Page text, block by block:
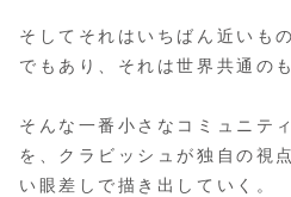
そしてそれはいちばん近いも
でもあり、それは世界共通の
そんな一番小さなコミュニテ
を、クラビッシュが独自の視
い眼差しで描き出していく。